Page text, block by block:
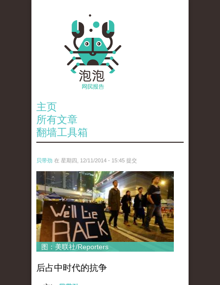
主页
所有文章
翻墙工具箱
贝带劲 在 星期四, 12/11/2014 - 15:45 提交
reporters_18475535.jpg
图：美联社/Reporters
后占中时代的抗争